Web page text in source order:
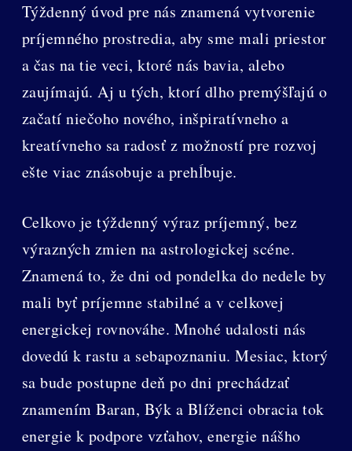
Týždenný úvod pre nás znamená vytvorenie
príjemného prostredia, aby sme mali priestor
a čas na tie veci, ktoré nás bavia, alebo
zaujímajú. Aj u tých, ktorí dlho premýšľajú o
začatí niečoho nového, inšpiratívneho a
kreatívneho sa radosť z možností pre rozvoj
ešte viac znásobuje a prehĺbuje.
Celkovo je týždenný výraz príjemný, bez
výrazných zmien na astrologickej scéne.
Znamená to, že dni od pondelka do nedele by
mali byť príjemne stabilné a v celkovej
energickej rovnováhe. Mnohé udalosti nás
dovedú k rastu a sebapoznaniu. Mesiac, ktorý
sa bude postupne deň po dni prechádzať
znamením Baran, Býk a Blíženci obracia tok
energie k podpore vzťahov, energie nášho